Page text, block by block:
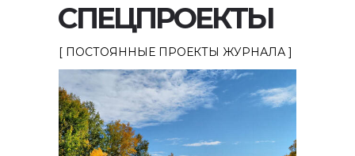
СПЕЦПРОЕКТЫ
[ ПОСТОЯННЫЕ ПРОЕКТЫ ЖУРНАЛА ]